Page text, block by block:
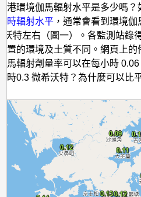
射
水
平
升
高
一
倍？！
港環境伽馬輻射水平是多少嗎
時輻射水平 ，通常會看到環境
沃特左右（圖一）。各監測站錄
置的環境及土質不同。網頁上
馬輻射劑量率可以在每小時
時0.3 微希沃特？為什麼可以比